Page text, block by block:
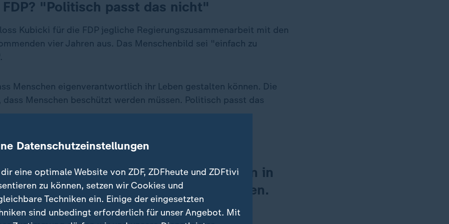
"Politisch passt das nicht"
Kubicki für die FDP jegliche Regierungszusammenarbeit mit den
vier Jahren aus. Das Menschenbild sei "einfach zu
Menschen eigenverantwortlich ihr Leben gestalten können. Die
dass Menschen beschützt werden müssen. Politisch passt das
einer Zusammenarbeit mit den Grünen in
Legislatur auf keinen Fall zustimmen.
stellvertretender FDP-Vorsitzender
Datenschutzeinstellungen
eine optimale Website von ZDF, ZDFheute und ZDFtivi
zu können, setzen wir Cookies und
Techniken ein. Einige der eingesetzten
sind unbedingt erforderlich für unser Angebot. Mit